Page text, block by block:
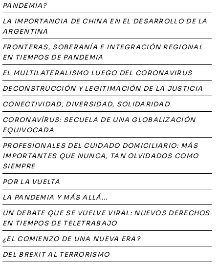
PANDEMIA?
LA IMPORTANCIA DE CHINA EN EL DESARROLLO DE LA
ARGENTINA
FRONTERAS, SOBERANÍA E INTEGRACIÓN REGIONAL
EN TIEMPOS DE PANDEMIA
EL MULTILATERALISMO LUEGO DEL CORONAVIRUS
DECONSTRUCCIÓN Y LEGITIMACIÓN DE LA JUSTICIA
CONECTIVIDAD, DIVERSIDAD, SOLIDARIDAD
CORONAVÍRUS: SECUELA DE UNA GLOBALIZACIÓN
EQUIVOCADA
PROFESIONALES DEL CUIDADO DOMICILIARIO: MÁS
IMPORTANTES QUE NUNCA, TAN OLVIDADOS COMO
SIEMPRE
POR LA VUELTA
LA PANDEMIA Y MÁS ALLÁ...
UN DEBATE QUE SE VUELVE VIRAL: NUEVOS DERECHOS
EN TIEMPOS DE TELETRABAJO
¿EL COMIENZO DE UNA NUEVA ERA?
DEL BREXIT AL TERRORISMO